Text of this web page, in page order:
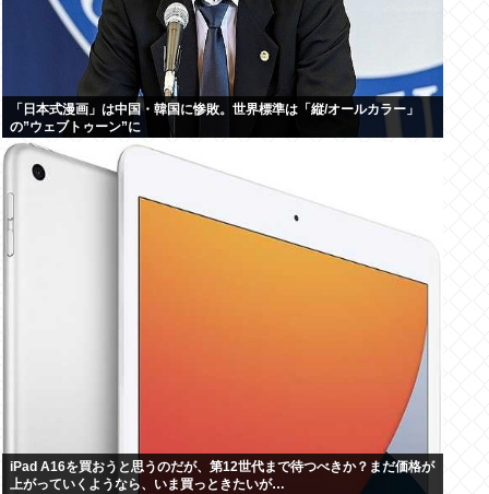
「日本式漫画」は中国・韓国に惨敗。世界標準は「縦/オールカラー」
の”ウェブトゥーン”に
iPad A16を買おうと思うのだが、第12世代まで待つべきか？まだ価格が
上がっていくようなら、いま買っときたいが…